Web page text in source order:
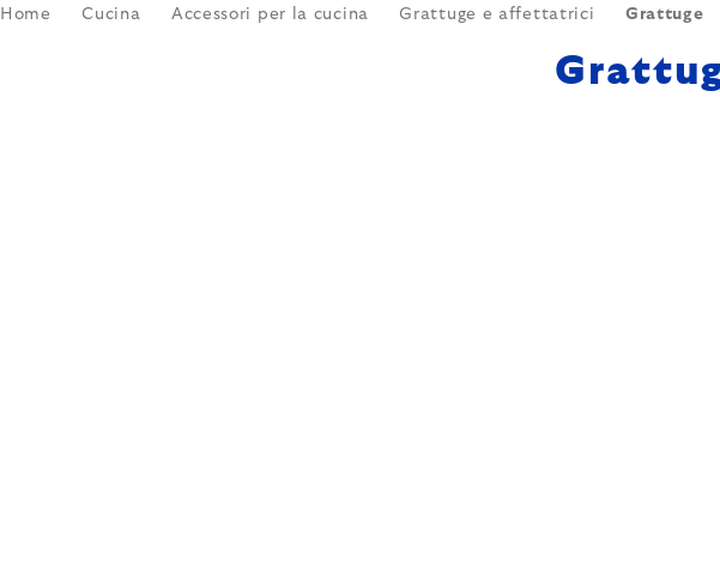
Home Cucina Accessori per la cucina Grattuge e affettatrici Grattuge